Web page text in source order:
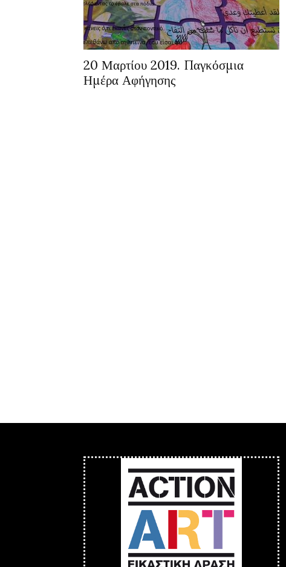
20 Μαρτίου 2019. Παγκόσμια
Ημέρα Αφήγησης